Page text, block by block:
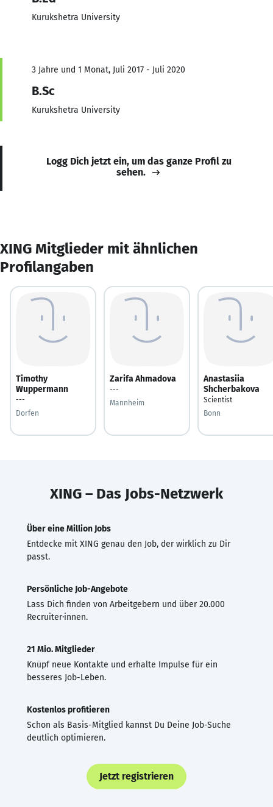
Kurukshetra University
3 Jahre und 1 Monat, Juli 2017 - Juli 2020
B.Sc
Kurukshetra University
Logg Dich jetzt ein, um das ganze Profil zu
sehen.
XING Mitglieder mit ähnlichen
Profilangaben
Timothy
Wuppermann
---
Dorfen
Zarifa Ahmadova
---
Mannheim
Anastasiia
Shcherbakova
Scientist
Bonn
XING – Das Jobs-Netzwerk
Über eine Million Jobs
Entdecke mit XING genau den Job, der wirklich zu Dir
passt.
Persönliche Job-Angebote
Lass Dich finden von Arbeitgebern und über 20.000
Recruiter·innen.
21 Mio. Mitglieder
Knüpf neue Kontakte und erhalte Impulse für ein
besseres Job-Leben.
Kostenlos profitieren
Schon als Basis-Mitglied kannst Du Deine Job-Suche
deutlich optimieren.
Jetzt registrieren